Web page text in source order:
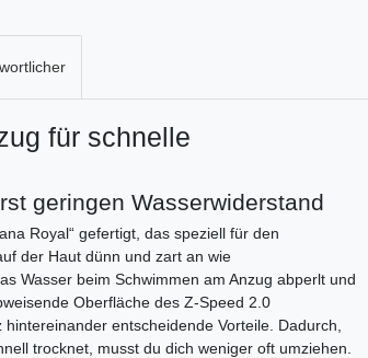
für schnelle
geringen Wasserwiderstand
Royal“ gefertigt, das speziell für den
der Haut dünn und zart an wie
Wasser beim Schwimmen am Anzug abperlt und
Oberfläche des Z-Speed 2.0
entscheidende Vorteile. Dadurch,
trocknet, musst du dich weniger oft umziehen.